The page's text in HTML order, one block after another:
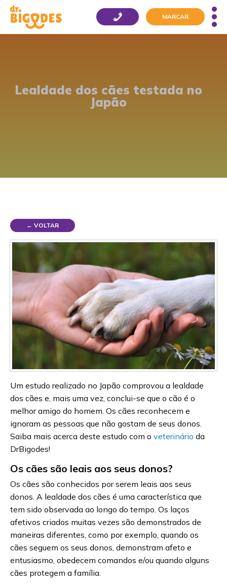
MARCAR
Lealdade dos cães testada no
Japão
← VOLTAR
Um estudo realizado no Japão comprovou a lealdade
dos cães e, mais uma vez, conclui-se que o cão é o
melhor amigo do homem. Os cães reconhecem e
ignoram as pessoas que não gostam de seus donos.
Saiba mais acerca deste estudo com o veterinário da
DrBigodes!
Os cães são leais aos seus donos?
Os cães são conhecidos por serem leais aos seus
donos. A lealdade dos cães é uma característica que
tem sido observada ao longo do tempo. Os laços
afetivos criados muitas vezes são demonstrados de
maneiras diferentes, como por exemplo, quando os
cães seguem os seus donos, demonstram afeto e
entusiasmo, obedecem comandos e/ou quando alguns
cães protegem a família.